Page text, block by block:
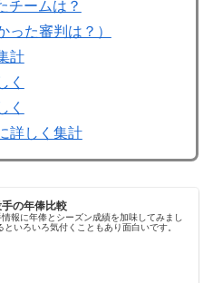
チームは？
た審判は？）
計
く
く
詳しく集計
の年俸比較
報に年俸とシーズン成績を加味してみまし
といろいろ気付くこともあり面白いです。